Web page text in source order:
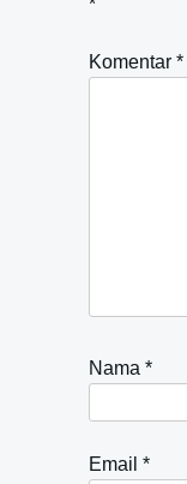
*
Komentar *
Nama *
Email *